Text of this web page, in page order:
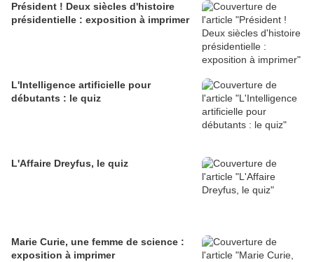
Président ! Deux siècles d'histoire
présidentielle : exposition à imprimer
L'Intelligence artificielle pour
débutants : le quiz
L'Affaire Dreyfus, le quiz
Marie Curie, une femme de science :
exposition à imprimer